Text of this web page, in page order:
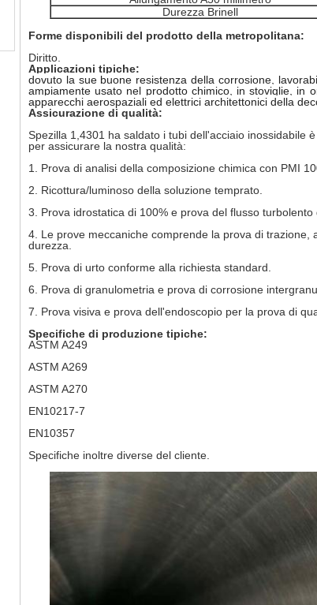
Durezza Brinell
Forme disponibili del prodotto della metropolitana:
Diritto.
Applicazioni tipiche:
dovuto la sue buone resistenza della corrosione,
ampiamente usato nel prodotto chimico, in stoviglie, in
apparecchi aerospaziali ed elettrici architettonici della
Assicurazione di qualità:
Spezilla 1,4301 ha saldato i tubi dell'acciaio inossidabile
per assicurare la nostra qualità:
1. Prova di analisi della composizione chimica con PMI
2. Ricottura/luminoso della soluzione temprato.
3. Prova idrostatica di 100% e prova del flusso turbolento
4. Le prove meccaniche comprende la prova di
durezza.
5. Prova di urto conforme alla richiesta standard.
6. Prova di granulometria e prova di corrosione
7. Prova visiva e prova dell'endoscopio per la prova di
Specifiche di produzione tipiche:
ASTM A249
ASTM A269
ASTM A270
EN10217-7
EN10357
Specifiche inoltre diverse del cliente.